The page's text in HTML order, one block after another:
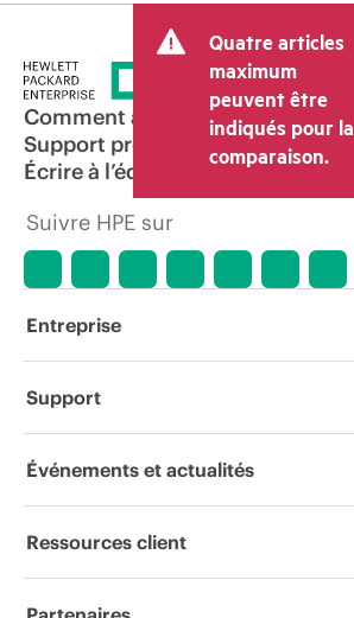
Quatre articles
maximum
peuvent être
indiqués pour la
comparaison.
Comment acheter
Support produit
Écrire à l’équipe commerciale
Suivre HPE sur
Entreprise
À propos de HPE
Responsabilité d’entreprise
HPE Labs
Support
Services d’assistance opérationnelle (OSS)
Événements et actualités
Événements
Ressources client
Nous contacter